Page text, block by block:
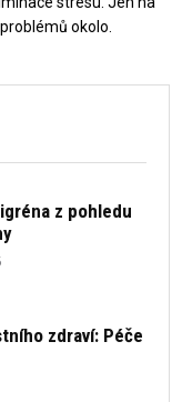
okolo.
z pohledu
zdraví: Péče